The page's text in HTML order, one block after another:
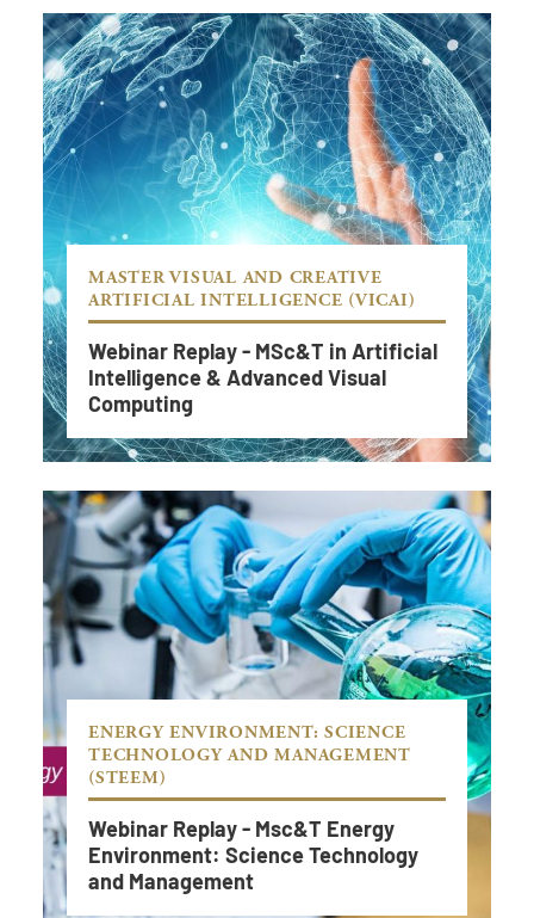
Webinar Replay - Economics Programs
MASTER VISUAL AND CREATIVE
ARTIFICIAL INTELLIGENCE (VICAI)
Webinar Replay - MSc&T in Artificial
Intelligence & Advanced Visual
Computing
Webinar Replay - MSc&T in Artificial
Intelligence & Advanced Visual
ENERGY ENVIRONMENT: SCIENCE
TECHNOLOGY AND MANAGEMENT
(STEEM)
Webinar Replay - Msc&T Energy
Environment: Science Technology
and Management